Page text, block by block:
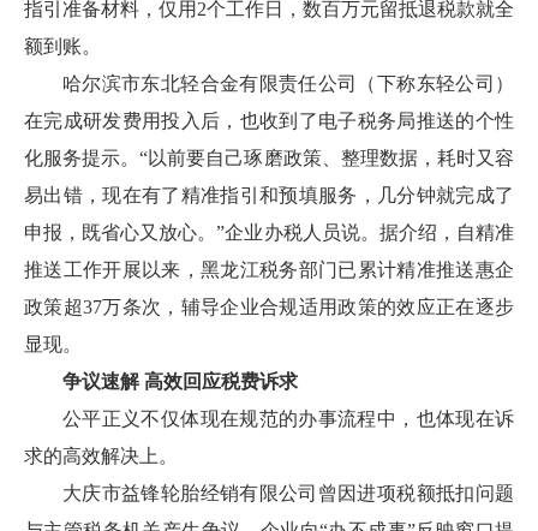
指引准备材料，仅用2个工作日，数百万元留抵退税款就全
额到账。
哈尔滨市东北轻合金有限责任公司（下称东轻公司）
在完成研发费用投入后，也收到了电子税务局推送的个性
化服务提示。“以前要自己琢磨政策、整理数据，耗时又容
易出错，现在有了精准指引和预填服务，几分钟就完成了
申报，既省心又放心。”企业办税人员说。据介绍，自精准
推送工作开展以来，黑龙江税务部门已累计精准推送惠企
政策超37万条次，辅导企业合规适用政策的效应正在逐步
显现。
争议速解 高效回应税费诉求
公平正义不仅体现在规范的办事流程中，也体现在诉
求的高效解决上。
大庆市益锋轮胎经销有限公司曾因进项税额抵扣问题